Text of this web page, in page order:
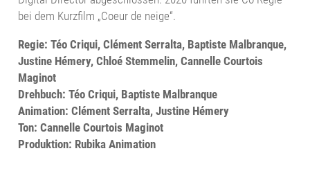
bei dem Kurzfilm „Coeur de neige“.
Regie: Téo Criqui, Clément Serralta, Baptiste Malbranque,
Justine Hémery, Chloé Stemmelin, Cannelle Courtois
Maginot
Drehbuch: Téo Criqui, Baptiste Malbranque
Animation: Clément Serralta, Justine Hémery
Ton: Cannelle Courtois Maginot
Produktion: Rubika Animation